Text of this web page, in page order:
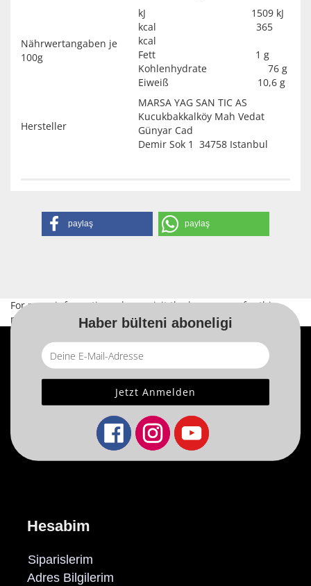
Nährwertangaben je
100g
kJ 1509 kJ
kcal 365
kcal
Fett 1 g
Kohlenhydrate 76 g
Eiweiß 10,6 g
Hersteller
MARSA YAG SAN TIC AS
Kucukbakkalköy Mah Vedat
Günyar Cad
Demir Sok 1 34758 Istanbul
paylaş paylaş
For more information, please visit thehome pagefor this
product.
Haber bülteni aboneligi
Hesabim
Siparislerim
Adres Bilgilerim